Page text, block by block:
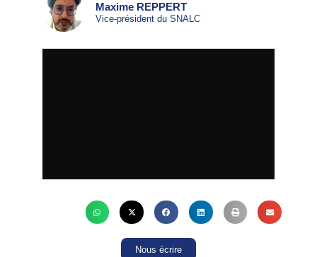
Maxime REPPERT
Vice-président du SNALC
Nous écrire